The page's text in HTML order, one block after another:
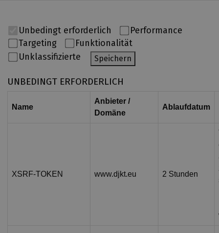
Unbedingt erforderlich
Performance
Targeting
Funktionalität
Unklassifizierte
Speichern
UNBEDINGT ERFORDERLICH
Name
Anbieter /
Domäne
Ablaufdatum
XSRF-TOKEN www.djkt.eu 2 Stunden